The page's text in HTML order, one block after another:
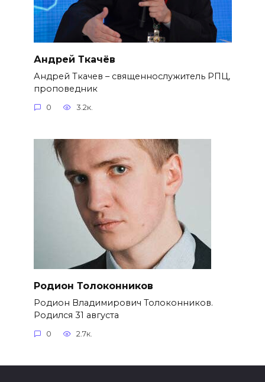
Андрей Ткачёв
Андрей Ткачев – священнослужитель РПЦ,
проповедник
0 3.2к.
Родион Толоконников
Родион Владимирович Толоконников.
Родился 31 августа
0 2.7к.